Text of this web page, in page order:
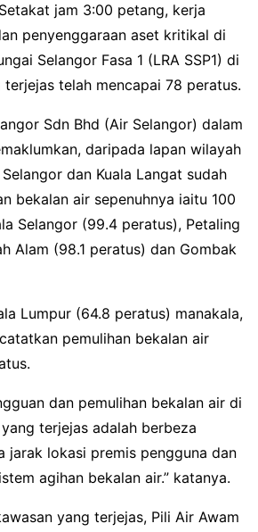
jam 3:00 petang, kerja
penyenggaraan aset kritikal di
Selangor Fasa 1 (LRA SSP1) di
telah mencapai 78 peratus.
Sdn Bhd (Air Selangor) dalam
daripada lapan wilayah
dan Kuala Langat sudah
bekalan air sepenuhnya iaitu 100
Selangor (99.4 peratus), Petaling
Alam (98.1 peratus) dan Gombak
Lumpur (64.8 peratus) manakala,
pemulihan bekalan air
dan pemulihan bekalan air di
terjejas adalah berbeza
jarak lokasi premis pengguna dan
agihan bekalan air.” katanya.
yang terjejas, Pili Air Awam